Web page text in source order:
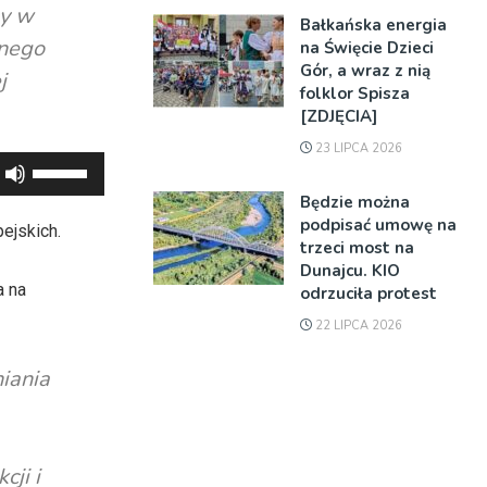
w
strzałek
do
zwiększyć
głośność.
na
i
Bałkańska energia
na Święcie Dzieci
Gór, a wraz z nią
folklor Spisza
[ZDJĘCIA]
23 LIPCA 2026
Będzie można
podpisać umowę na
trzeci most na
Dunajcu. KIO
odrzuciła protest
22 LIPCA 2026